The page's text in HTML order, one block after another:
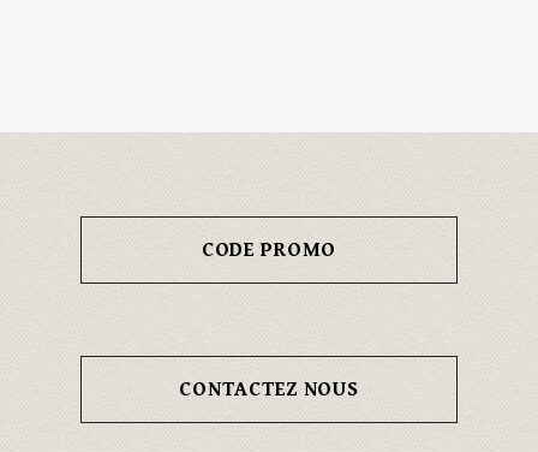
CODE PROMO
CONTACTEZ NOUS